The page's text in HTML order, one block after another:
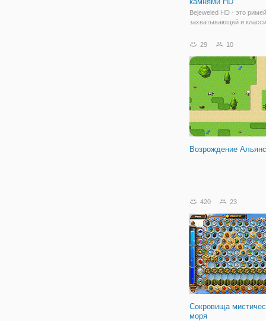
Bejeweled HD - это
захватывающей и
jewel. Классический
наслаждаться
перетасовывая
камни, чтобы
29 10
Возрождение
420 23
Сокровища
моря